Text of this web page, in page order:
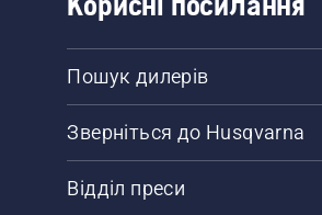
Пошук дилерів
Зверніться до Husqvarna
Відділ преси